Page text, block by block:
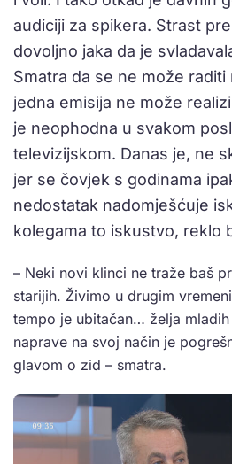
audiciji za spikera. Strast
dovoljno jaka da je
Smatra da se ne može
jedna emisija ne može
je neophodna u svakom
televizijskom. Danas je, ne
jer se čovjek s godinama
nedostatak nadomješćuje
kolegama to iskustvo, reklo
– Neki novi klinci ne traže baš
starijih. Živimo u drugim
tempo je ubitačan… želja
naprave na svoj način je
glavom o zid – smatra.